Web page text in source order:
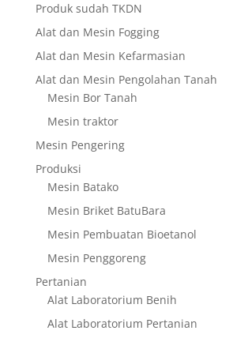
Produk sudah TKDN
Alat dan Mesin Fogging
Alat dan Mesin Kefarmasian
Alat dan Mesin Pengolahan Tanah
Mesin Bor Tanah
Mesin traktor
Mesin Pengering
Produksi
Mesin Batako
Mesin Briket BatuBara
Mesin Pembuatan Bioetanol
Mesin Penggoreng
Pertanian
Alat Laboratorium Benih
Alat Laboratorium Pertanian